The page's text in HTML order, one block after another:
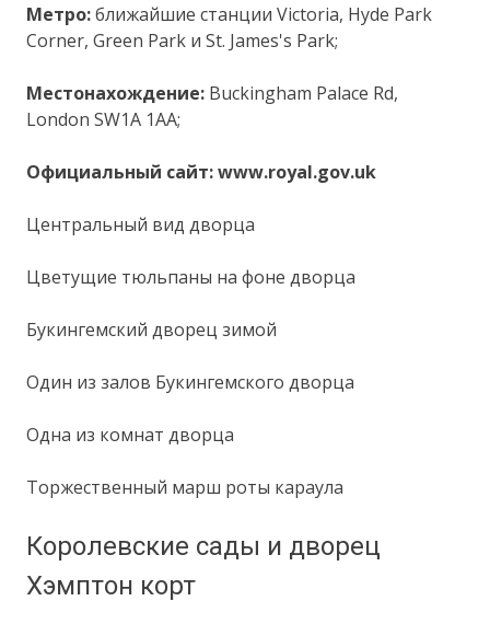
Метро:ближайшие станции Victoria, Hyde Park
Corner, Green Park и St. James's Park;
Местонахождение: Buckingham Palace Rd,
London SW1A 1AA;
Официальный сайт: www.royal.gov.uk
Центральный вид дворца
Цветущие тюльпаны на фоне дворца
Букингемский дворец зимой
Один из залов Букингемского дворца
Одна из комнат дворца
Торжественный марш роты караула
Королевские сады и дворец
Хэмптон корт